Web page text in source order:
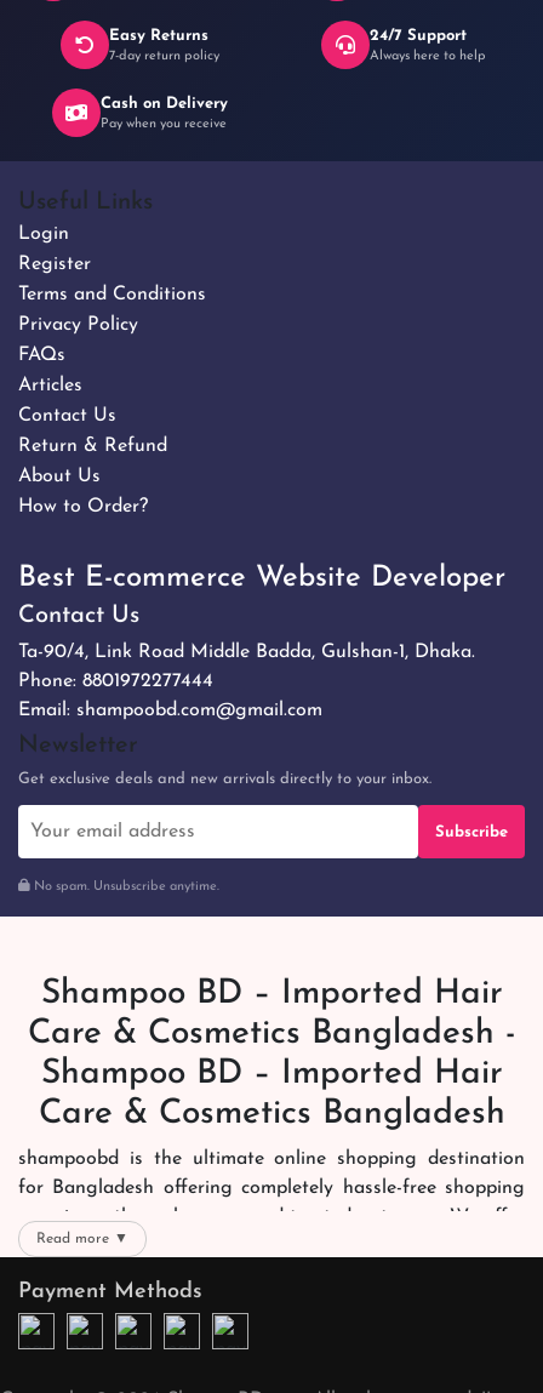
Easy Returns
7-day return policy
24/7 Support
Always here to help
Cash on Delivery
Pay when you receive
Useful Links
Login
Register
Terms and Conditions
Privacy Policy
FAQs
Articles
Contact Us
Return & Refund
About Us
How to Order?
Best E-commerce Website Developer
Contact Us
Ta-90/4, Link Road Middle Badda, Gulshan-1, Dhaka.
Phone: 8801972277444
Email: shampoobd.com@gmail.com
Newsletter
Get exclusive deals and new arrivals directly to your inbox.
Subscribe
No spam. Unsubscribe anytime.
Shampoo BD – Imported Hair
Care & Cosmetics Bangladesh -
Shampoo BD – Imported Hair
Care & Cosmetics Bangladesh
shampoobd is the ultimate online shopping destination
for Bangladesh offering completely hassle-free shopping
experience through secure and trusted gateways. We offer
you trendy and reliable shopping with all your preferred
always joyous. We help you mark the exact choice here.
We offer our customers with memorable online shopping
Read more ▼
Payment Methods